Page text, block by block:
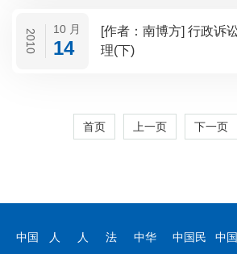
2010 10 月
14
[作者：南博方] 行政诉讼中和解的法
理(下)
首页 上一页 下一页
中国 人 人 法 中华 中国民 中国